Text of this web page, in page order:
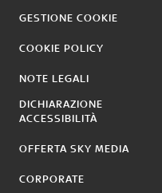
GESTIONE COOKIE
COOKIE POLICY
NOTE LEGALI
DICHIARAZIONE
ACCESSIBILITÀ
OFFERTA SKY MEDIA
CORPORATE